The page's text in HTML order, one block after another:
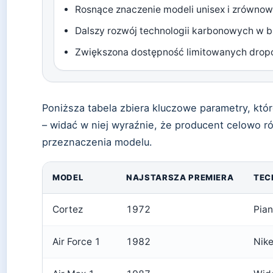
Rosnące znaczenie modeli unisex i
Dalszy rozwój technologii karbonowych w
Zwiększona dostępność limitowanych
Poniższa tabela zbiera kluczowe parametry,
– widać w niej wyraźnie, że producent celowo
przeznaczenia modelu.
MODEL NAJSTARSZA PREMIERA
Cortez 1972
Air Force 1 1982